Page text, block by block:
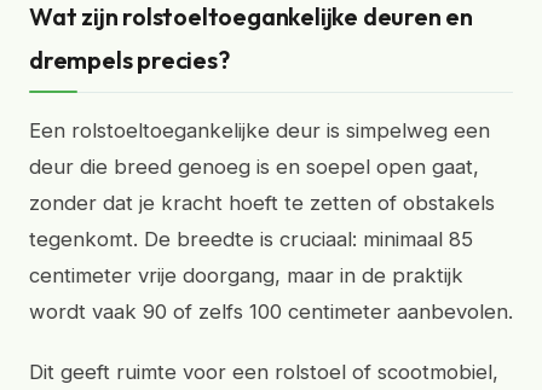
Wat zijn rolstoeltoegankelijke deuren en
drempels precies?
Een rolstoeltoegankelijke deur is simpelweg een
deur die breed genoeg is en soepel open gaat,
zonder dat je kracht hoeft te zetten of obstakels
tegenkomt. De breedte is cruciaal: minimaal 85
centimeter vrije doorgang, maar in de praktijk
wordt vaak 90 of zelfs 100 centimeter aanbevolen.
Dit geeft ruimte voor een rolstoel of scootmobiel,